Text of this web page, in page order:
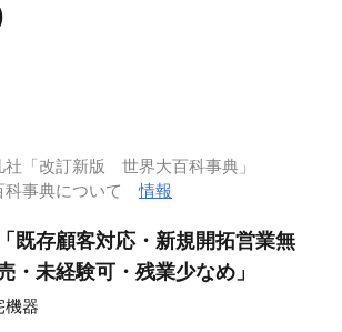
社「改訂新版 世界大百科事典」
科事典について情報
既存顧客対応・新規開拓営業無
・未経験可・残業少なめ」
機器